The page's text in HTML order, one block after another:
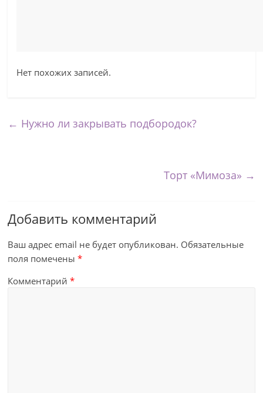
Нет похожих записей.
← Нужно ли закрывать подбородок?
Торт «Мимоза» →
Добавить комментарий
Ваш адрес email не будет опубликован. Обязательные
поля помечены*
Комментарий*